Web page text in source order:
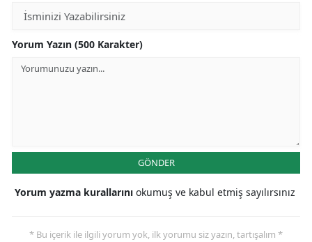
Yorum Yazın (500 Karakter)
GÖNDER
Yorum yazma kurallarını okumuş ve kabul etmiş sayılırsınız
* Bu içerik ile ilgili yorum yok, ilk yorumu siz yazın, tartışalım *